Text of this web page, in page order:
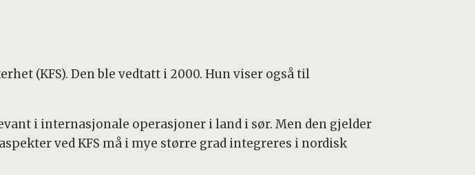
(KFS). Den ble vedtatt i 2000. Hun viser også til
i internasjonale operasjoner i land i sør. Men den gjelder
ved KFS må i mye større grad integreres i nordisk